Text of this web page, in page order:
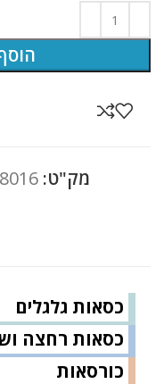
כסאות גלגלים
כסאות רחצה
כורסאות
מק"ט: 8016